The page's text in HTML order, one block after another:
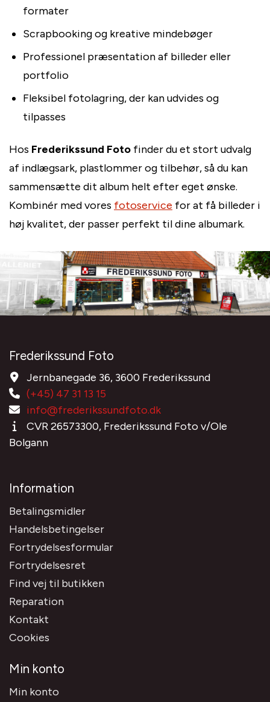
formater
Scrapbooking og kreative mindebøger
Professionel præsentation af billeder eller
portfolio
Fleksibel fotolagring, der kan udvides og
tilpasses
Hos Frederikssund Foto finder du et stort udvalg
af indlægsark, plastlommer og tilbehør, så du kan
sammensætte dit album helt efter eget ønske.
Kombinér med vores fotoservice for at få billeder i
høj kvalitet, der passer perfekt til dine albumark.
Frederikssund Foto
Jernbanegade 36, 3600 Frederikssund
(+45) 47 31 13 15
info@frederikssundfoto.dk
CVR 26573300, Frederikssund Foto v/Ole
Bolgann
Information
Betalingsmidler
Handelsbetingelser
Fortrydelsesformular
Fortrydelsesret
Find vej til butikken
Reparation
Kontakt
Cookies
Min konto
Min konto